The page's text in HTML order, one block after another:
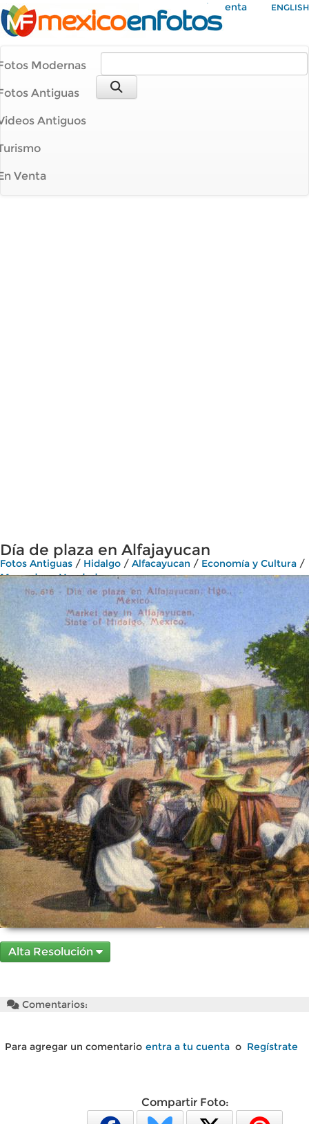
Mi Cuenta ENGLISH
Modernas
Antiguas
Antiguos
Venta
Día de plaza en Alfajayucan
Fotos Antiguas / Hidalgo / Alfacayucan / Economía y Cultura /
Mercados y Vendedores
Alta Resolución
Comentarios:
Para agregar un comentario entra a tu cuenta o Regístrate
Compartir Foto: